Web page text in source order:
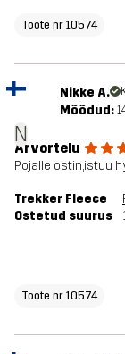
Toote nr 10574
N
Nikke A.
Mõõdud:
Arvortelu
Pojalle ostin,istuu
Trekker Fleece
Ostetud suurus
Toote nr 10574